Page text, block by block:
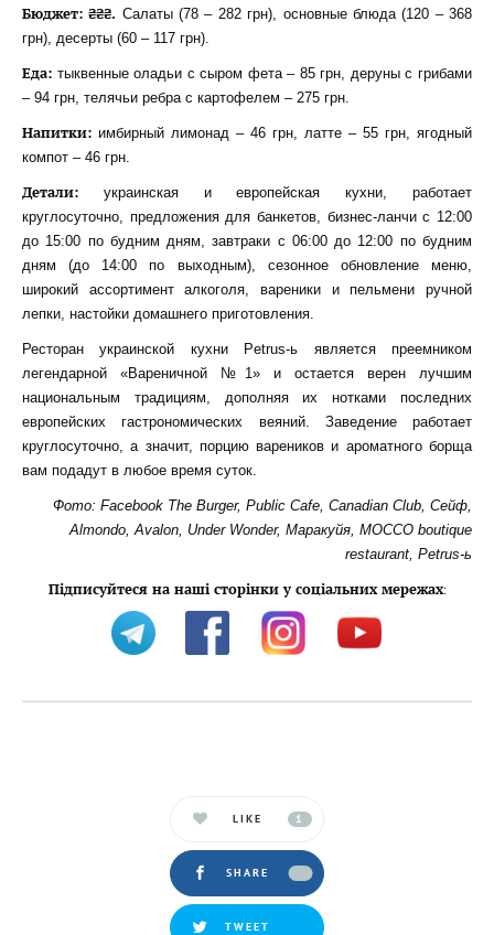
Бюджет: ₴₴₴. Салаты (78 – 282 грн), основные блюда (120 – 368
грн), десерты (60 – 117 грн).
Еда: тыквенные оладьи с сыром фета – 85 грн, деруны с грибами
– 94 грн, телячьи ребра с картофелем – 275 грн.
Напитки: имбирный лимонад – 46 грн, латте – 55 грн, ягодный
компот – 46 грн.
Детали: украинская и европейская кухни, работает
круглосуточно, предложения для банкетов, бизнес-ланчи с 12:00
до 15:00 по будним дням, завтраки с 06:00 до 12:00 по будним
дням (до 14:00 по выходным), сезонное обновление меню,
широкий ассортимент алкоголя, вареники и пельмени ручной
лепки, настойки домашнего приготовления.
Ресторан украинской кухни Petrus-ь является преемником
легендарной «Вареничной №1» и остается верен лучшим
национальным традициям, дополняя их нотками последних
европейских гастрономических веяний. Заведение работает
круглосуточно, а значит, порцию вареников и ароматного борща
вам подадут в любое время суток.
Фото: Facebook The Burger, Public Cafe, Canadian Club, Сейф,
Almondo, Avalon, Under Wonder, Маракуйя, MOCCO boutique
restaurant, Petrus-ь
Підписуйтеся на наші сторінки у соціальних мережах:
LIKE 1
SHARE
TWEET